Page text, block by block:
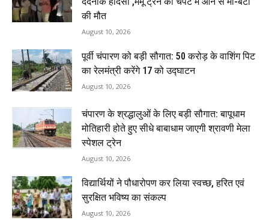
की मौत
August 10, 2026
पूर्वी चंपारण को बड़ी सौगात: ₹50 करोड़ के वाशिंग पिट
का रेलमंत्री करेंगे 17 को उद्घाटन
August 10, 2026
चंपारण के श्रद्धालुओं के लिए बड़ी सौगात: बापूधाम
मोतिहारी होते हुए सीधे बाबाधाम जाएगी श्रावणी मेला
स्पेशल ट्रेन
August 10, 2026
विद्यार्थियों ने पौधारोपण कर लिया स्वच्छ, हरित एवं
सुरक्षित भविष्य का संकल्प
August 10, 2026